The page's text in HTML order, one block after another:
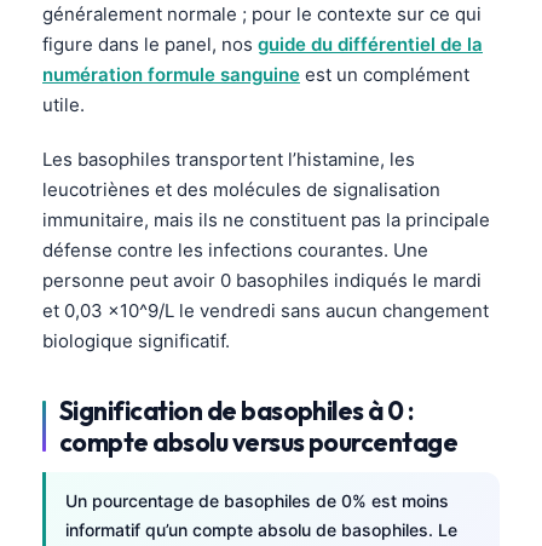
généralement normale ; pour le contexte sur ce qui
figure dans le panel, nos guide du différentiel de la
numération formule sanguine est un complément
utile.
Les basophiles transportent l’histamine, les
leucotriènes et des molécules de signalisation
immunitaire, mais ils ne constituent pas la principale
défense contre les infections courantes. Une
personne peut avoir 0 basophiles indiqués le mardi
et 0,03 x10^9/L le vendredi sans aucun changement
biologique significatif.
Signification de basophiles à 0 :
compte absolu versus pourcentage
Un pourcentage de basophiles de 0% est moins
informatif qu’un compte absolu de basophiles. Le